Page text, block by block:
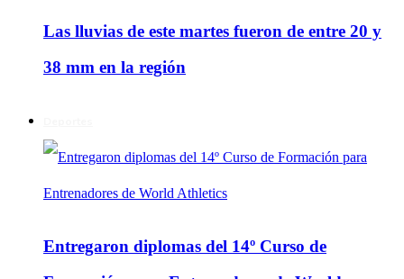
Las lluvias de este martes fueron de entre 20 y
38 mm en la región
Entregaron diplomas del 14º Curso de